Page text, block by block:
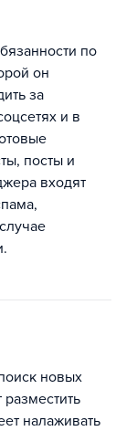
по
он
за
и в
посты и
входят
новых
налаживать